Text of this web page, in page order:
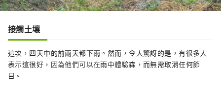
接觸土壤
這次，四天中的前兩天都下雨。然而，令人驚訝的是，有很多人
表示這很好，因為他們可以在雨中體驗森，而無需取消任何節
目。